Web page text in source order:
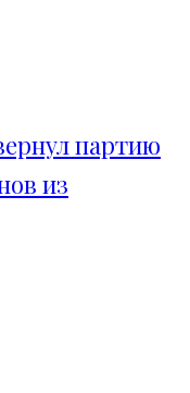
партию
из